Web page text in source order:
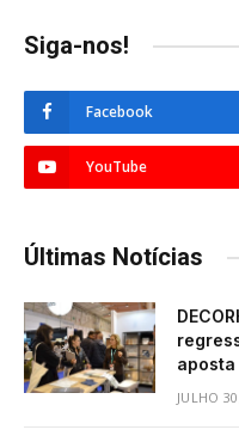
Siga-nos!
Facebook
YouTube
Últimas Notícias
JULHO